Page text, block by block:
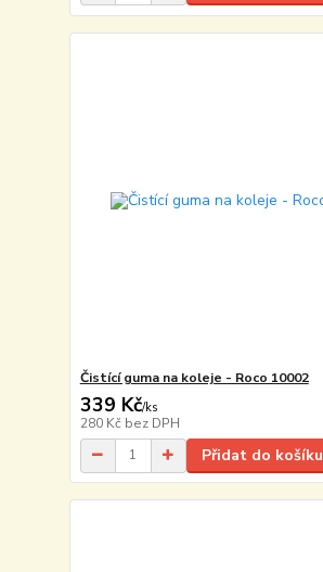
Čistící guma na koleje - Roco 10002
339 Kč/ks
280 Kč bez DPH
Přidat do košíku